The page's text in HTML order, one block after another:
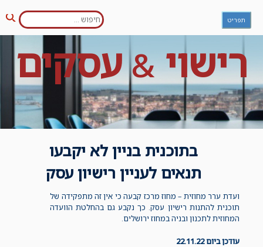
Skip
content
חפש: תפריט
רישוי&עסקים
בתוכנית בניין לא יקבעו
תנאים לעניין רישיון עסק
ועדת ערר מחוזית – מחוז מרכז קבעה כי אין זה מתפקידה של
תוכנית להתנות רישיון עסק. כך נקבע גם בהחלטת הוועדה
המחוזית לתכנון ובניה במחוז ירושלים.
עודכן ביום 22.11.22